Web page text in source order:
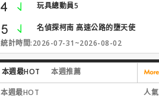
玩具總動員5
名偵探柯南 高速公路的墮天使
統計時間:2026-07-31~2026-08-02
本週最HOT 本週推薦
本週最HOT
人氣